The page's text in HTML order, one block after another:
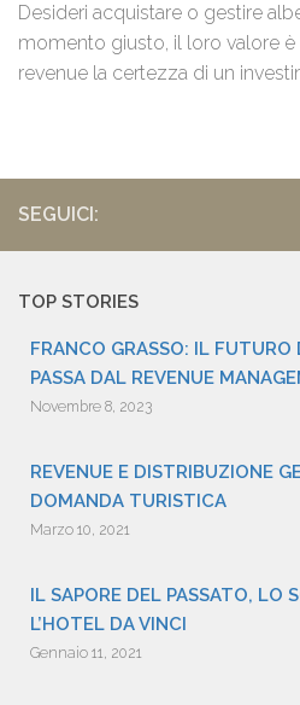
Desideri acquistare o gestire
momento giusto, il loro valore è
revenue la certezza di un
SEGUICI:
TOP STORIES
FRANCO GRASSO: IL
PASSA DAL REVENUE
Novembre 8, 2023
REVENUE E DISTRIBUZIONE
DOMANDA TURISTICA
Marzo 10, 2021
IL SAPORE DEL PASSATO, LO
L’HOTEL DA VINCI
Gennaio 11, 2021